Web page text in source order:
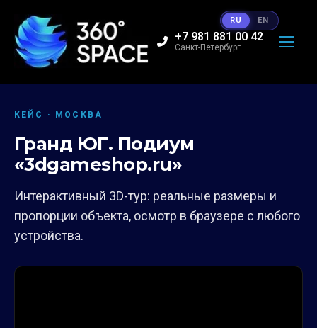
+7 981 881 00 42
Санкт-Петербург
КЕЙС · МОСКВА
Гранд ЮГ. Подиум
«3dgameshop.ru»
Интерактивный 3D-тур: реальные размеры и
пропорции объекта, осмотр в браузере с любого
устройства.
RU EN